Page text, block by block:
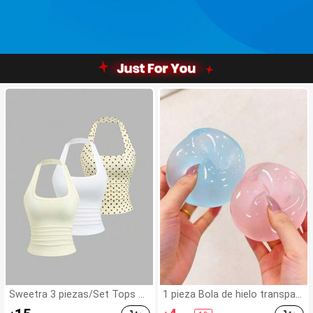
Sweetra 3 piezas/Set Tops de
tirantes halter para mujer, esti
1 pieza Bola de hielo transpar
ente blandita, bola antiestrés